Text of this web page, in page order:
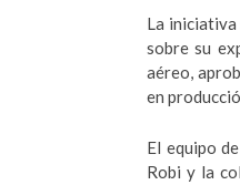
La iniciativa
sobre su
aéreo,
en
El equipo
Robi y la